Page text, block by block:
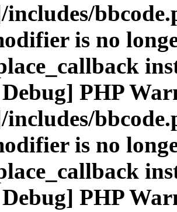
is no
PHP
is no
PHP